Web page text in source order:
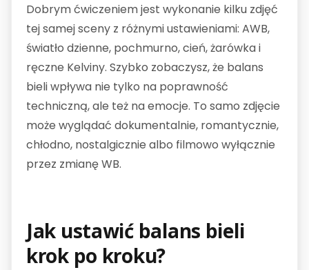
Dobrym ćwiczeniem jest wykonanie kilku zdjęć
tej samej sceny z różnymi ustawieniami: AWB,
światło dzienne, pochmurno, cień, żarówka i
ręczne Kelviny. Szybko zobaczysz, że balans
bieli wpływa nie tylko na poprawność
techniczną, ale też na emocje. To samo zdjęcie
może wyglądać dokumentalnie, romantycznie,
chłodno, nostalgicznie albo filmowo wyłącznie
przez zmianę WB.
Jak ustawić balans bieli
krok po kroku?